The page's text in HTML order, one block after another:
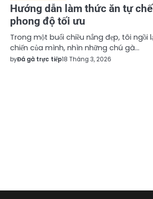
Hướng dẫn làm thức ăn tự
phong độ tối ưu
Trong một buổi chiều nắng đẹp, tôi ngồi
chiến của mình, nhìn những chú gà…
byĐá gà trực tiếp18 Tháng 3, 2026